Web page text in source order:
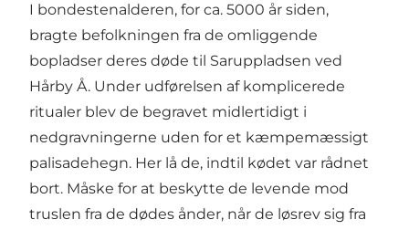
I bondestenalderen, for ca. 5000 år siden,
bragte befolkningen fra de omliggende
bopladser deres døde til Saruppladsen ved
Hårby Å. Under udførelsen af komplicerede
ritualer blev de begravet midlertidigt i
nedgravningerne uden for et kæmpemæssigt
palisadehegn. Her lå de, indtil kødet var rådnet
bort. Måske for at beskytte de levende mod
truslen fra de dødes ånder, når de løsrev sig fra